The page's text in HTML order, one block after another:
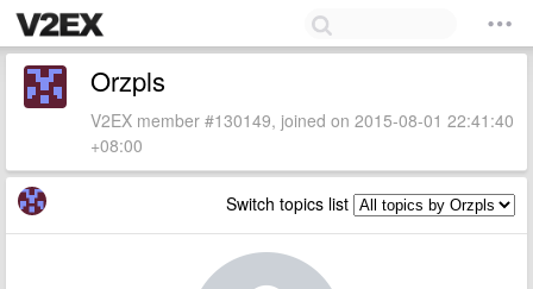
Orzpls
V2EX member #130149, joined on 2015-08-01 22:41:40
+08:00
Switch topics list